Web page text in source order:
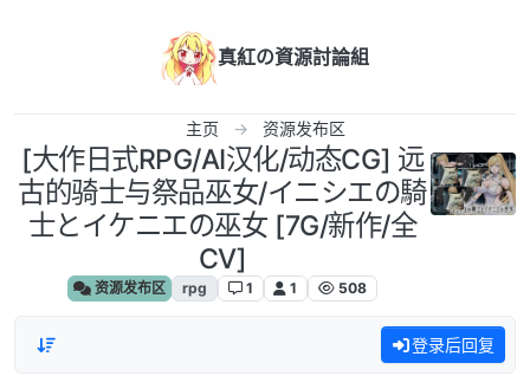
真紅の資源討論組
主页 资源发布区
[大作日式RPG/AI汉化/动态CG] 远
古的骑士与祭品巫女/イニシエの騎
士とイケニエの巫女 [7G/新作/全
CV]
资源发布区 rpg 1 1 508
登录后回复